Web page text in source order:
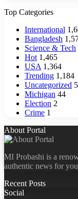
Top Categories
International
Bangladesh
Science & Tech
Hot 1,465
USA 1,364
Trending 1,184
Uncategorized
Michigan 44
Election 2
Crime 1
About Portal
MI Probashi is a
authentic news for
Recent Posts
Social